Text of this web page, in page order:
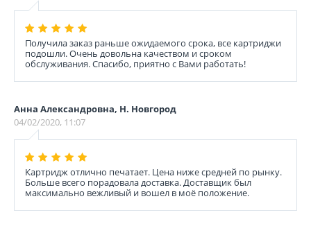
Получила заказ раньше ожидаемого срока, все картриджи
подошли. Очень довольна качеством и сроком
обслуживания. Спасибо, приятно с Вами работать!
Анна Александровна, Н. Новгород
04/02/2020, 11:07
Картридж отлично печатает. Цена ниже средней по рынку.
Больше всего порадовала доставка. Доставщик был
максимально вежливый и вошел в моё положение.